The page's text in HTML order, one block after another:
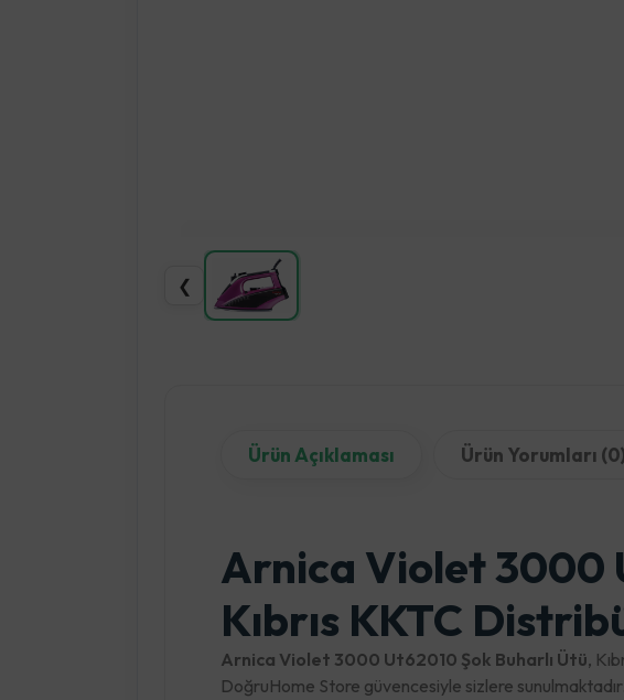
❮
Ürün Açıklaması Ürün Yorumları
Arnica Violet 3000
Kıbrıs KKTC
Arnica Violet 3000 Ut62010 Şok Buharlı Ütü,
DoğruHome Store güvencesiyle sizlere sunulmaktadır.